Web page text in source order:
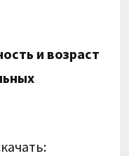
и возраст